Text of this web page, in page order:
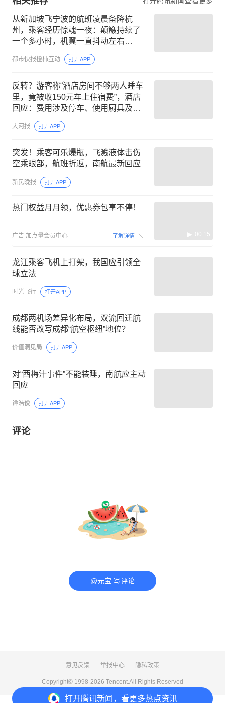
打开腾讯新闻，看更多热点资讯
从新加坡飞宁波的航班凌晨备降杭
州，乘客经历惊魂一夜：颠簸持续了
一个多小时，机翼一直抖动左右
都市快报橙柿互动 打开APP
反转？游客称“酒店房间不够两人睡车
里，竟被收150元车上住宿费”，酒店
回应：费用涉及停车、使用厨具及衣
物清洗等，已退回并补偿1000元
大河报 打开APP
突发！乘客可乐爆瓶，飞溅液体击伤
空乘眼部，航班折返，南航最新回应
新民晚报 打开APP
热门权益月月领，优惠券包享不停！
广告 加点量会员中心 了解详情 00:15
龙江乘客飞机上打架，我国应引领全
球立法
时光飞行 打开APP
成都两机场差异化布局，双流回迁航
线能否改写成都“航空枢纽”地位？
价值洞见局 打开APP
对“西梅汁事件”不能装睡，南航应主动
回应
谭浩俊 打开APP
评论
@元宝 写评论
意见反馈 举报中心 隐私政策
Copyright© 1998-2026 Tencent.All Rights Reserved